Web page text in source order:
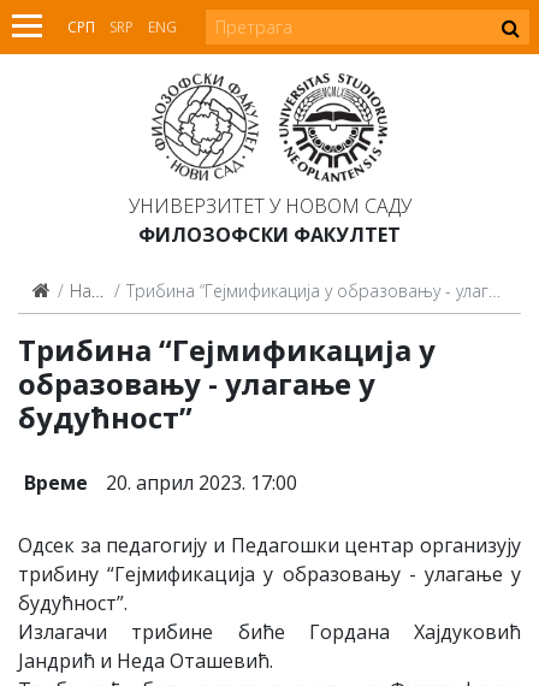
СРП SRP ENG
УНИВЕРЗИТЕТ У НОВОМ САДУ
ФИЛОЗОФСКИ ФАКУЛТЕТ
Најаве Трибина “Гејмификација у образовању - улагање у будућност”
Трибина “Гејмификација у
образовању - улагање у
будућност”
Време 20. април 2023. 17:00
Одсек за педагогију и Педагошки центар организују
трибину “Гејмификација у образовању - улагање у
будућност”.
Излагачи трибине биће Гордана Хајдуковић
Јандрић и Неда Оташевић.